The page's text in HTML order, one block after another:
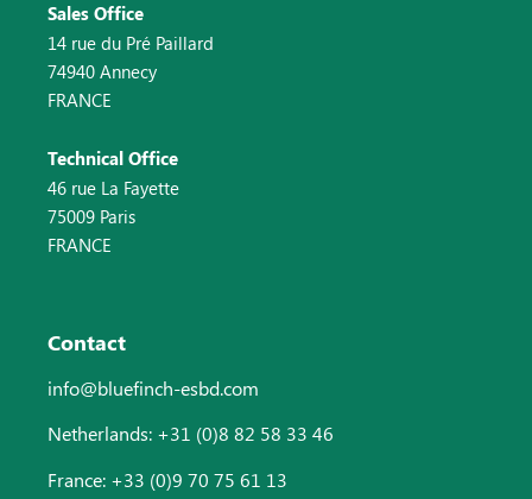
Sales Office
14 rue du Pré Paillard
74940 Annecy
FRANCE
Technical Office
46 rue La Fayette
75009 Paris
FRANCE
Contact
info@bluefinch-esbd.com
Netherlands: +31 (0)8 82 58 33 46
France: +33 (0)9 70 75 61 13